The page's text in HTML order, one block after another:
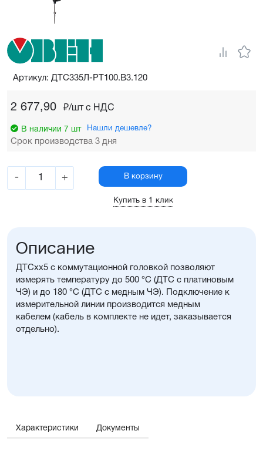
2 677,90 ₽/шт c НДС
В наличии 7 шт Нашли дешевле?
Срок производства 3 дня
- + В корзину
Купить в 1 клик
Артикул: ДТС335Л-РТ100.В3.120
Описание
ДТСхх5 с коммутационной головкой позволяют
измерять температуру до 500 °С (ДТС с платиновым
ЧЭ) и до 180 °С (ДТС с медным ЧЭ). Подключение к
измерительной линии производится медным
кабелем (кабель в комплекте не идет, заказывается
отдельно).
Характеристики Документы